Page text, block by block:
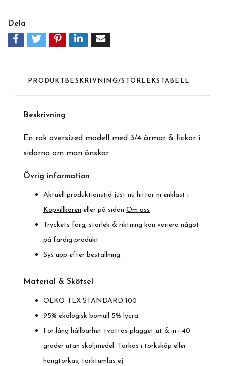
Dela
PRODUKTBESKRIVNING/STORLEKSTABELL
Beskrivning
En rak oversized modell med 3/4 ärmar & fickor i
sidorna om man önskar
Övrig information
Aktuell produktionstid just nu hittar ni enklast i
Köpvillkoren eller på sidan Om oss
Tryckets färg, storlek & riktning kan variera något
på färdig produkt
Sys upp efter beställning.
Material & Skötsel
OEKO-TEX STANDARD 100
95% ekologisk bomull 5% lycra
För lång hållbarhet tvättas plagget ut & in i 40
grader utan sköljmedel. Torkas i torkskåp eller
hängtorkas, torktumlas ej